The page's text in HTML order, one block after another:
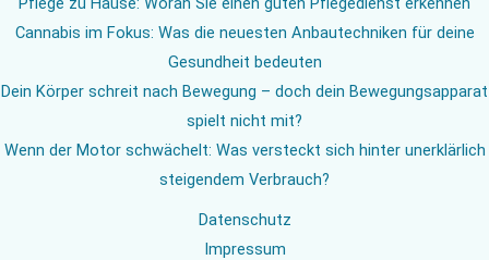
Cannabis im Fokus: Was die neuesten Anbautechniken für deine
Gesundheit bedeuten
Dein Körper schreit nach Bewegung – doch dein Bewegungsapparat
spielt nicht mit?
Wenn der Motor schwächelt: Was versteckt sich hinter unerklärlich
steigendem Verbrauch?
Datenschutz
Impressum